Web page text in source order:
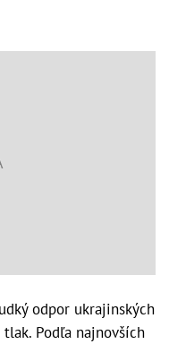
odpor ukrajinských
Podľa najnovších